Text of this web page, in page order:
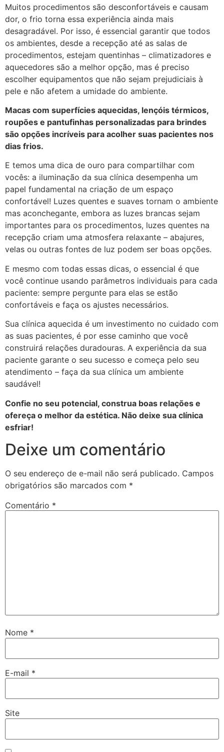
Muitos procedimentos são desconfortáveis e causam
dor, o frio torna essa experiência ainda mais
desagradável. Por isso, é essencial garantir que todos
os ambientes, desde a recepção até as salas de
procedimentos, estejam quentinhas – climatizadores e
aquecedores são a melhor opção, mas é preciso
escolher equipamentos que não sejam prejudiciais à
pele e não afetem a umidade do ambiente.
Macas com superfícies aquecidas, lençóis térmicos,
roupões e pantufinhas personalizadas para brindes
são opções incríveis para acolher suas pacientes nos
dias frios.
E temos uma dica de ouro para compartilhar com
vocês: a iluminação da sua clínica desempenha um
papel fundamental na criação de um espaço
confortável! Luzes quentes e suaves tornam o ambiente
mas aconchegante, embora as luzes brancas sejam
importantes para os procedimentos, luzes quentes na
recepção criam uma atmosfera relaxante – abajures,
velas ou outras fontes de luz podem ser boas opções.
E mesmo com todas essas dicas, o essencial é que
você continue usando parâmetros individuais para cada
paciente: sempre pergunte para elas se estão
confortáveis e faça os ajustes necessários.
Sua clínica aquecida é um investimento no cuidado com
as suas pacientes, é por esse caminho que você
construirá relações duradouras. A experiência da sua
paciente garante o seu sucesso e começa pelo seu
atendimento – faça da sua clínica um ambiente
saudável!
Confie no seu potencial, construa boas relações e
ofereça o melhor da estética. Não deixe sua clínica
esfriar!
Deixe um comentário
O seu endereço de e-mail não será publicado. Campos
obrigatórios são marcados com *
Comentário *
Nome *
E-mail *
Site